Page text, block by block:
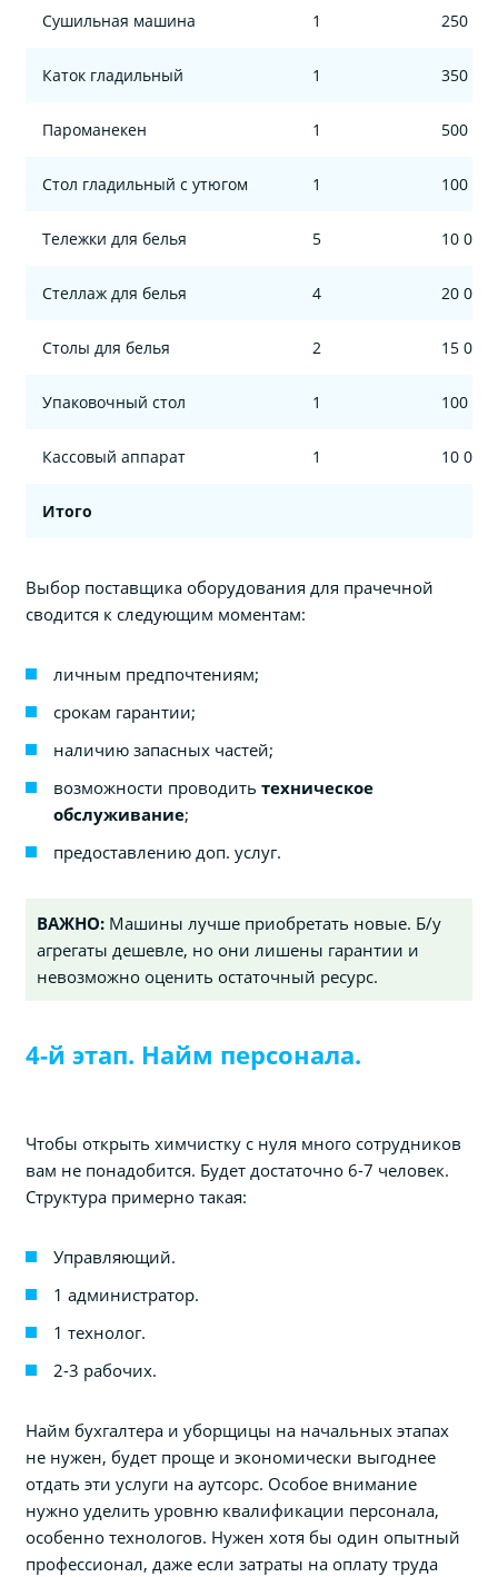
Сушильная машина 1 250
Каток гладильный 1 350
Пароманекен 1 500
Стол гладильный с утюгом 1 100
Тележки для белья 5 10 000
Стеллаж для белья 4 20 000
Столы для белья 2 15 000
Упаковочный стол 1 100
Кассовый аппарат 1 10 000
Итого
Выбор поставщика оборудования для прачечной
сводится к следующим моментам:
личным предпочтениям;
срокам гарантии;
наличию запасных частей;
возможности проводитьтехническое
обслуживание;
предоставлению доп. услуг.
ВАЖНО: Машины лучше приобретать новые. Б/у
агрегаты дешевле, но они лишены гарантии и
невозможно оценить остаточный ресурс.
4-й этап. Найм персонала.
Чтобы открыть химчистку с нуля много сотрудников
вам не понадобится. Будет достаточно 6-7 человек.
Структура примерно такая:
Управляющий.
1 администратор.
1 технолог.
2-3 рабочих.
Найм бухгалтера и уборщицы на начальных этапах
не нужен, будет проще и экономически выгоднее
отдать эти услуги на аутсорс. Особое внимание
нужно уделить уровню квалификации персонала,
особенно технологов. Нужен хотя бы один опытный
профессионал, даже если затраты на оплату труда